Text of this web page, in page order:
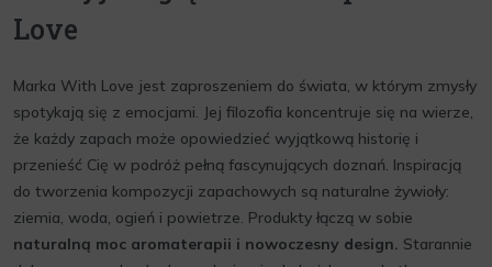
Love
Marka With Love jest zaproszeniem do świata, w którym zmysły
spotykają się z emocjami. Jej filozofia koncentruje się na wierze,
że każdy zapach może opowiedzieć wyjątkową historię i
przenieść Cię w podróż pełną fascynujących doznań. Inspiracją
do tworzenia kompozycji zapachowych są naturalne żywioły:
ziemia, woda, ogień i powietrze. Produkty łączą w sobie
naturalną moc aromaterapii i nowoczesny design. Starannie